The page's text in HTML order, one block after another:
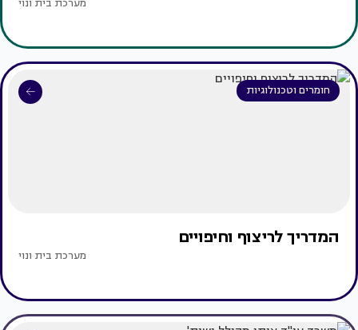
מערכת בית ונוי
חומרים וטכנולוגיות
המדריך לריצוף וחיפויים
מערכת בית ונוי